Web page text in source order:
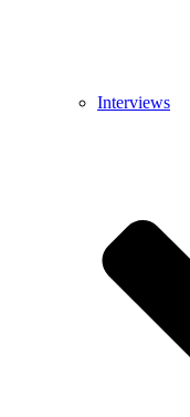
Interviews